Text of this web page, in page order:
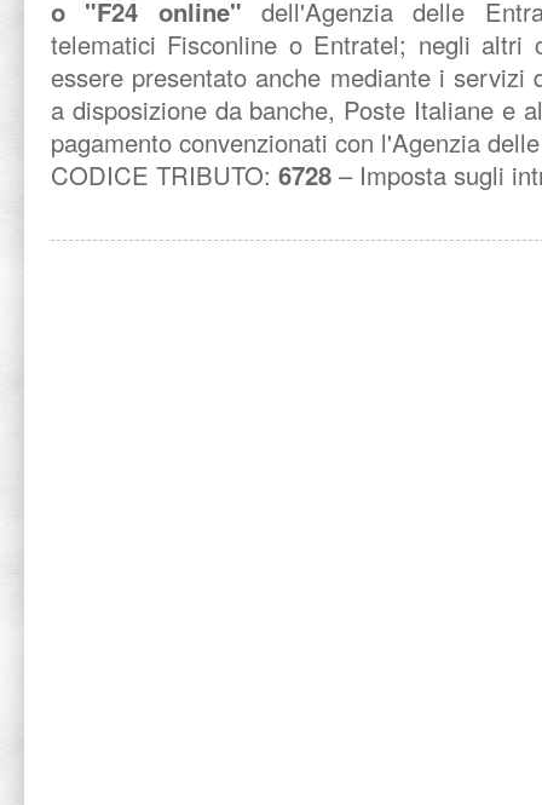
o "F24 online" dell'Agenzia delle
telematici Fisconline o Entratel; negli altri
essere presentato anche mediante i servizi
a disposizione da banche, Poste Italiane e
pagamento convenzionati con l'Agenzia
CODICE TRIBUTO: 6728 – Imposta sugli